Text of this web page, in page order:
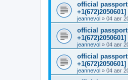
official passport
jeannevol » 04 авг
official passport
jeannevol » 04 авг
official passport
jeannevol » 04 авг